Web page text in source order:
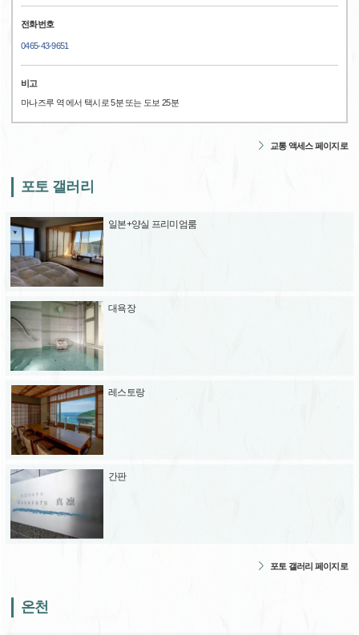
전화번호
0465-43-9651
비고
마나즈루 역 에서 택시로 5분 또는 도보 25분
교통 액세스 페이지로
포토 갤러리
일본+양실 프리미엄룸
대욕장
레스토랑
간판
포토 갤러리 페이지로
온천